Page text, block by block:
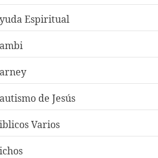
Espiritual
de Jesús
Varios